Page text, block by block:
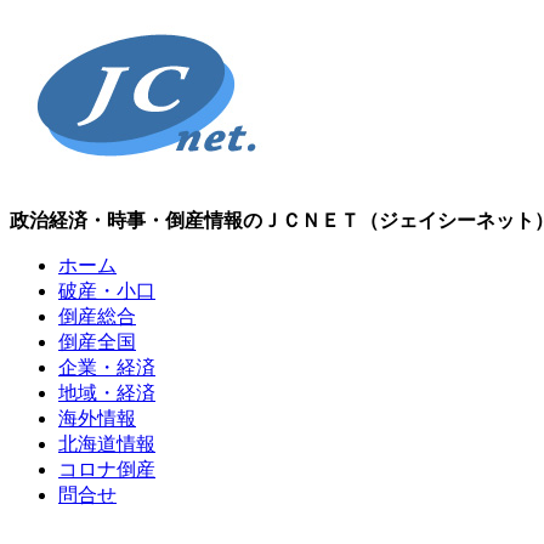
政治経済・時事・倒産情報のＪＣＮＥＴ（ジェイシーネット）
ホーム
破産・小口
倒産総合
倒産全国
企業・経済
地域・経済
海外情報
北海道情報
コロナ倒産
問合せ